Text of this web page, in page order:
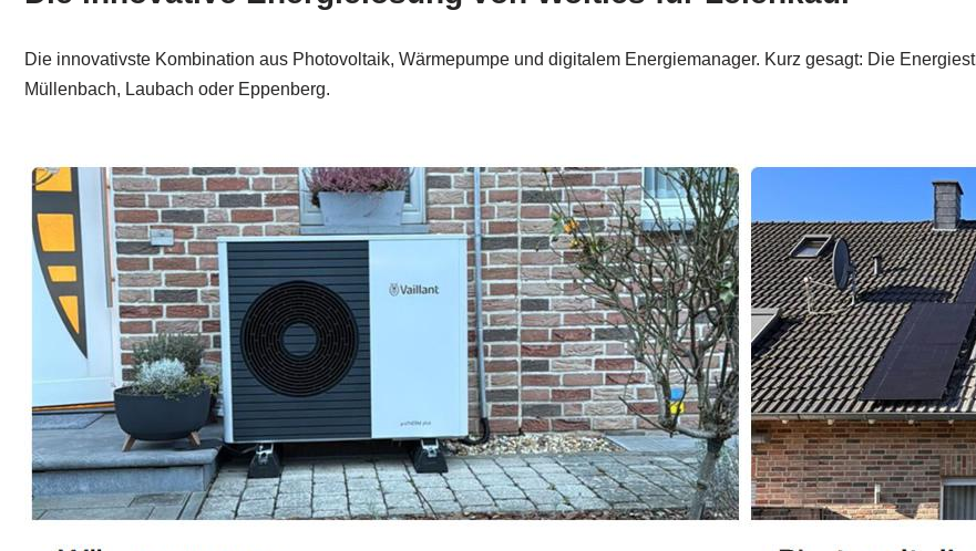
Die innovativste Kombination aus Photovoltaik, Wärmepumpe und digitalem Energiemanager. Kurz gesagt: Die
Müllenbach, Laubach oder Eppenberg.